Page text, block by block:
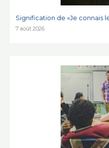
Signification de «Je connais
7 août 2026